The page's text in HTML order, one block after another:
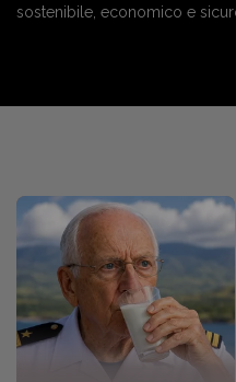
sostenibile, economico e